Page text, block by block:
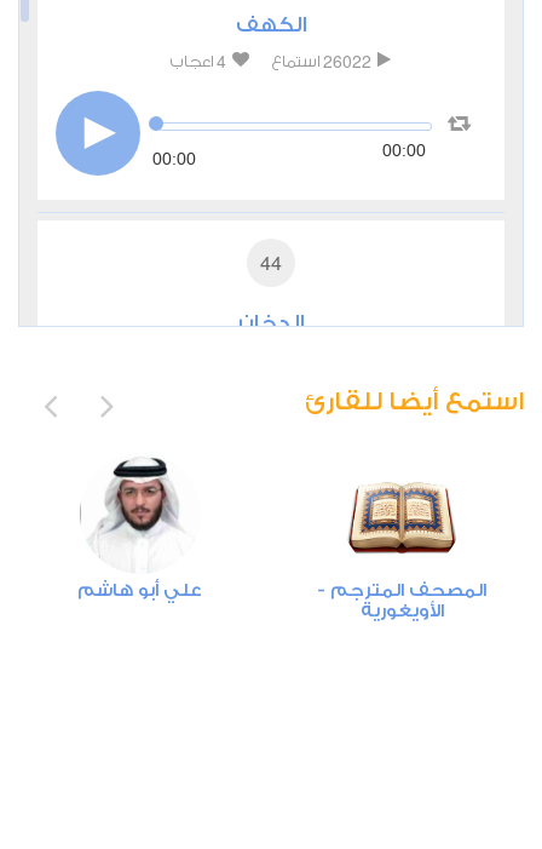
الكهف
26022 استماع 4 اعجاب
00:00 00:00
44
الدخان
00:00
استمع أيضا للقارئ
المصحف المترجم -
الأويغورية
علي أبو هاشم